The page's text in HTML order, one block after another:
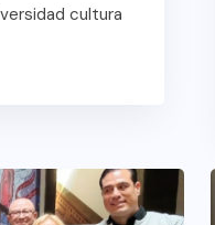
cultura